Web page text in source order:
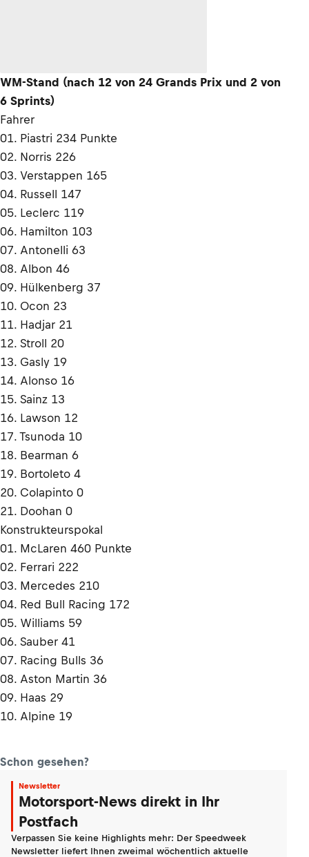
WM-Stand (nach 12 von 24 Grands Prix und 2 von
6 Sprints)
Fahrer
01. Piastri 234 Punkte
02. Norris 226
03. Verstappen 165
04. Russell 147
05. Leclerc 119
06. Hamilton 103
07. Antonelli 63
08. Albon 46
09. Hülkenberg 37
10. Ocon 23
11. Hadjar 21
12. Stroll 20
13. Gasly 19
14. Alonso 16
15. Sainz 13
16. Lawson 12
17. Tsunoda 10
18. Bearman 6
19. Bortoleto 4
20. Colapinto 0
21. Doohan 0
Konstrukteurspokal
01. McLaren 460 Punkte
02. Ferrari 222
03. Mercedes 210
04. Red Bull Racing 172
05. Williams 59
06. Sauber 41
07. Racing Bulls 36
08. Aston Martin 36
09. Haas 29
10. Alpine 19
Schon gesehen?
Newsletter
Motorsport-News direkt in Ihr
Postfach
Verpassen Sie keine Highlights mehr: Der Speedweek
Newsletter liefert Ihnen zweimal wöchentlich aktuelle